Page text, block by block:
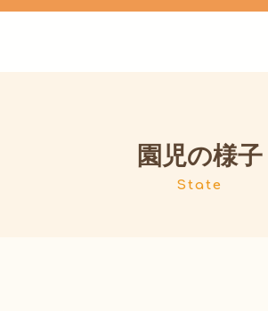
園児の様子
State